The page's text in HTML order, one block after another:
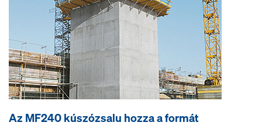
Az MF240 kúszózsalu hozza a formát